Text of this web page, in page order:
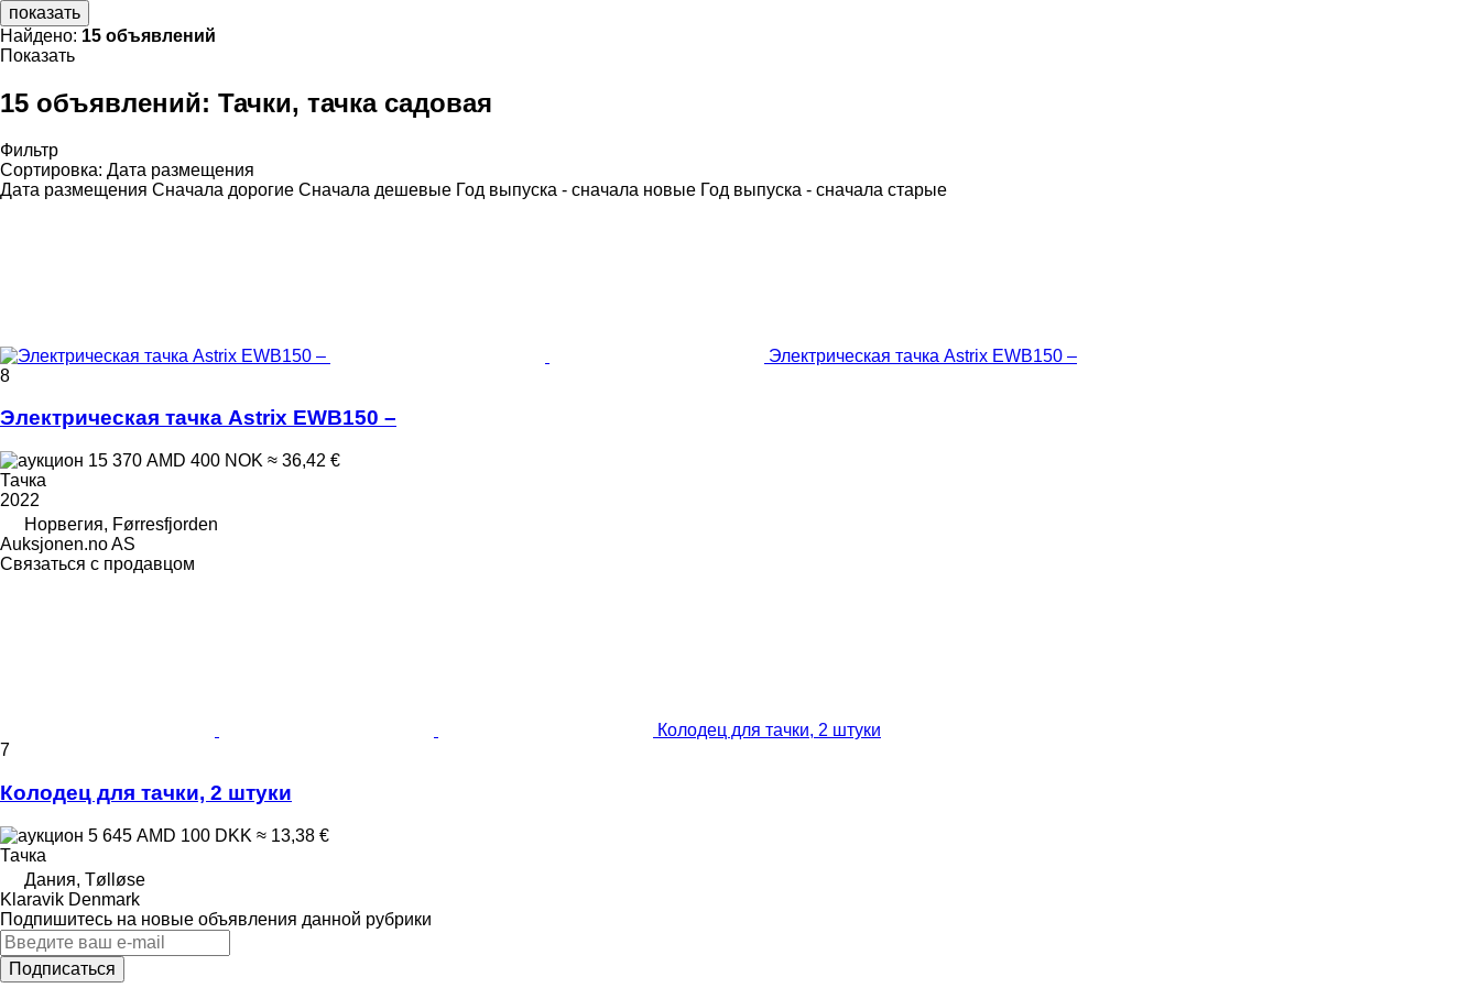
показать
Найдено: 15 объявлений
Показать
15 объявлений: Тачки, тачка садовая
Фильтр
Сортировка: Дата размещения
Дата размещения Сначала дорогие Сначала дешевые Год выпуска - сначала новые Год выпуска - сначала старые
Электрическая тачка Astrix EWB150 –
8
Электрическая тачка Astrix EWB150 –
15 370 AMD 400 NOK ≈ 36,42 €
Тачка
2022
Норвегия, Førresfjorden
Auksjonen.no AS
Связаться с продавцом
Колодец для тачки, 2 штуки
7
Колодец для тачки, 2 штуки
5 645 AMD 100 DKK ≈ 13,38 €
Тачка
Дания, Tølløse
Klaravik Denmark
Подпишитесь на новые объявления данной рубрики
Подписаться